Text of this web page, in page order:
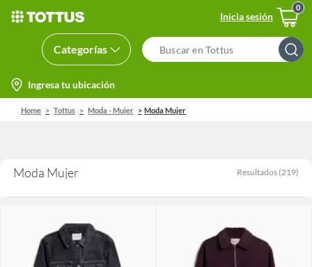
Inicia sesión
Categorías
Search
Bar
location-
icon
Ingresa tu ubicación
Home Tottus Moda - Mujer Moda Mujer
Moda Mujer Resultados (219)